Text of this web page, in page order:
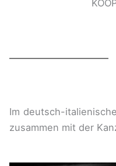
Im deutsch-
zusammen mit der